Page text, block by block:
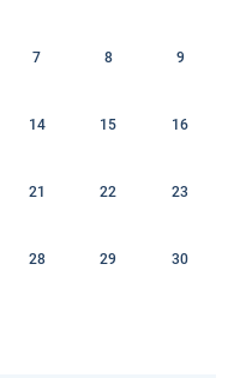
7 8 9
14 15 16
21 22 23
28 29 30